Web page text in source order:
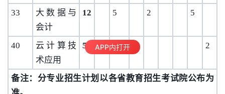
33
大数据与
会计
12 5 2 5
40
云计算技
术应用
5 2
备注：分专业招生计划以各省教育招生考试院公布为
APP内打开